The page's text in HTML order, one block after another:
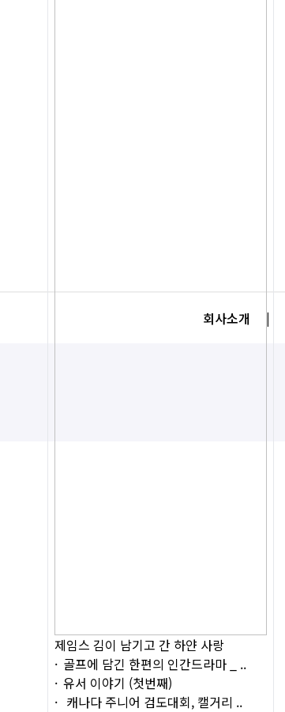
제임스 김이 남기고 간 하얀 사랑
골프에 담긴 한편의 인간드라마 _ ..
유서 이야기 (첫번째)
캐나다 주니어 검도대회, 캘거리 ..
회사소개 |